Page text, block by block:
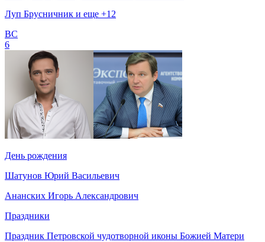
Луп Брусничник и еще +12
ВС
6
День рождения
Шатунов Юрий Васильевич
Ананских Игорь Александрович
Праздники
Праздник Петровской чудотворной иконы Божией Матери